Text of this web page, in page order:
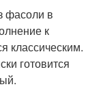
фасоли в
к
классическим.
готовится